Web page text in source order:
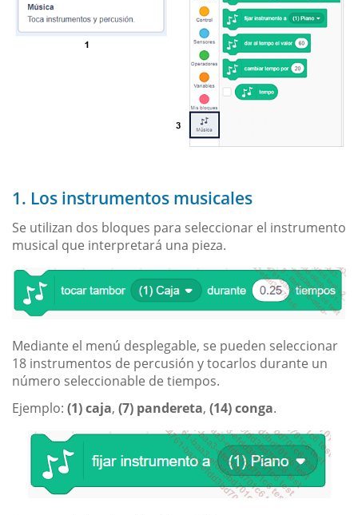
1. Los instrumentos musicales
Se utilizan dos bloques para seleccionar el instrumento
musical que interpretará una pieza.
Mediante el menú desplegable, se pueden seleccionar
18 instrumentos de percusión y tocarlos durante un
número seleccionable de tiempos.
Ejemplo: (1) caja, (7) pandereta, (14) conga.